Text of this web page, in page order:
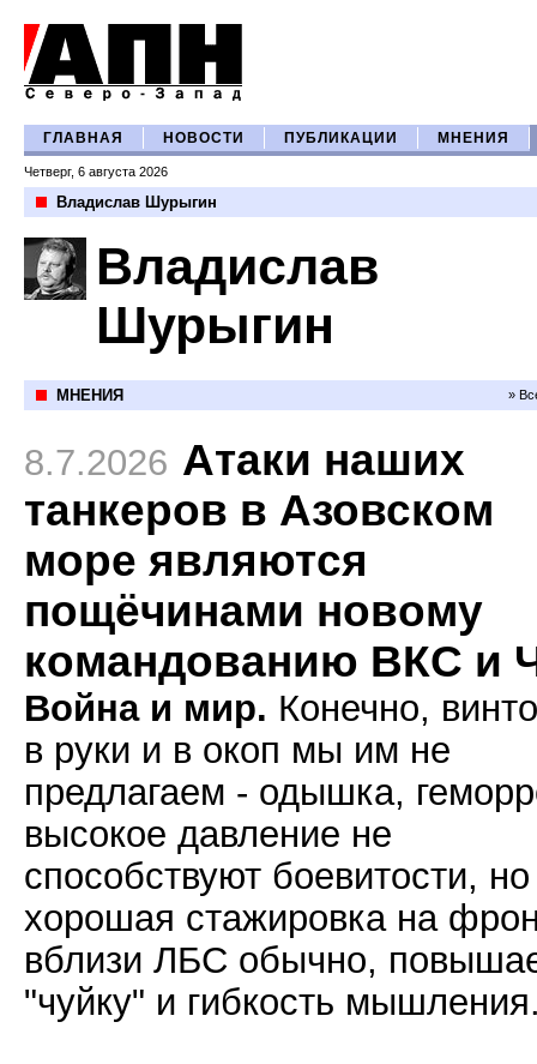
ГЛАВНАЯ НОВОСТИ ПУБЛИКАЦИИ МНЕНИЯ
Четверг, 6 августа 2026
Владислав Шурыгин
Владислав
Шурыгин
МНЕНИЯ »
8.7.2026 Атаки наших
танкеров в Азовском
море являются
пощёчинами новому
командованию ВКС и
Война и мир. Конечно,
в руки и в окоп мы им не
предлагаем - одышка,
высокое давление не
способствуют боевитости, но
хорошая стажировка на
вблизи ЛБС обычно,
"чуйку" и гибкость